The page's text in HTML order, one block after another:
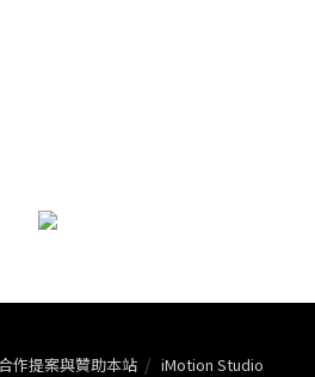
作提案與贊助本站 iMotion Studio